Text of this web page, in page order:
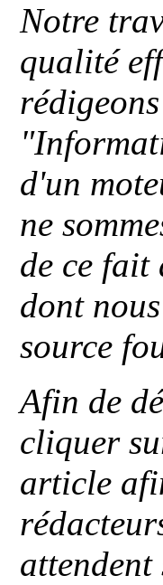
Notre
qualité
"
d'un
ne
de ce fait
dont
source
Afin de
cliquer
article